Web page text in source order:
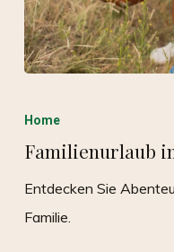
Home
Familienurlaub
Entdecken Sie
Familie.